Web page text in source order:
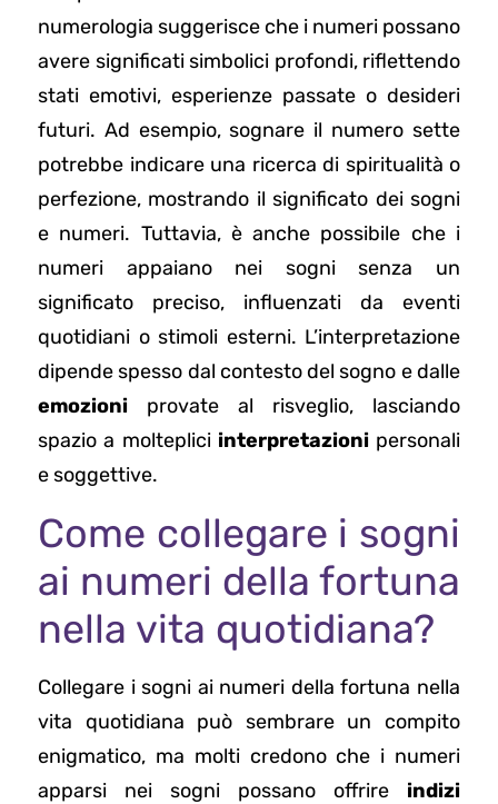
numerologia suggerisce che i numeri possano
avere significati simbolici profondi, riflettendo
stati emotivi, esperienze passate o desideri
futuri. Ad esempio, sognare il numero sette
potrebbe indicare una ricerca di spiritualità o
perfezione, mostrando il significato dei sogni
e numeri. Tuttavia, è anche possibile che i
numeri appaiano nei sogni senza un
significato preciso, influenzati da eventi
quotidiani o stimoli esterni. L’interpretazione
dipende spesso dal contesto del sogno e dalle
emozioni provate al risveglio, lasciando
spazio a molteplici interpretazionipersonali
e soggettive.
Come collegare i sogni
ai numeri della fortuna
nella vita quotidiana?
Collegare i sogni ai numeri della fortuna nella
vita quotidiana può sembrare un compito
enigmatico, ma molti credono che i numeri
apparsi nei sogni possano offrire indizi